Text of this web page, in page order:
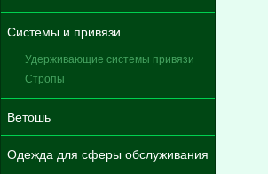
Системы и привязи
Удерживающие системы привязи
Стропы
Ветошь
Одежда для сферы обслуживания